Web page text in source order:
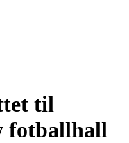
til
fotballhall